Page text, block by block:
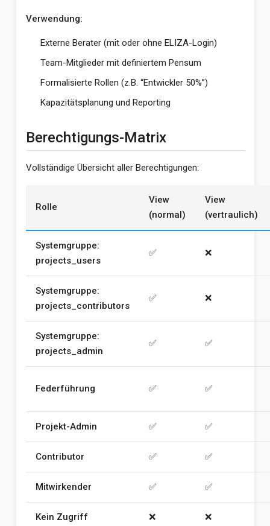
Verwendung:
Externe Berater (mit oder ohne ELIZA-Login)
Team-Mitglieder mit definiertem Pensum
Formalisierte Rollen (z.B. “Entwickler 50%”)
Kapazitätsplanung und Reporting
Berechtigungs-Matrix
Vollständige Übersicht aller Berechtigungen:
Rolle
View
(normal)
View
(vertraulich)
Systemgruppe:
projects_users
✅ ❌
Systemgruppe:
projects_contributors
✅ ❌
Systemgruppe:
projects_admin
✅ ✅
Federführung ✅ ✅
Projekt-Admin ✅ ✅
Contributor ✅ ✅
Mitwirkender ✅ ✅
Kein Zugriff ❌ ❌